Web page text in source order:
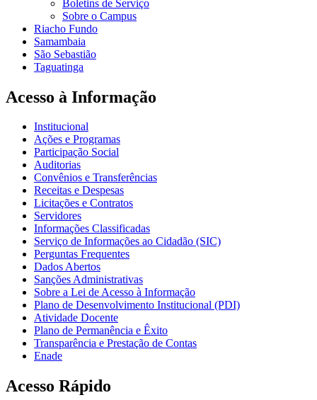
Boletins de Serviço
Sobre o Campus
Riacho Fundo
Samambaia
São Sebastião
Taguatinga
Acesso à Informação
Institucional
Ações e Programas
Participação Social
Auditorias
Convênios e Transferências
Receitas e Despesas
Licitações e Contratos
Servidores
Informações Classificadas
Serviço de Informações ao Cidadão (SIC)
Perguntas Frequentes
Dados Abertos
Sanções Administrativas
Sobre a Lei de Acesso à Informação
Plano de Desenvolvimento Institucional (PDI)
Atividade Docente
Plano de Permanência e Êxito
Transparência e Prestação de Contas
Enade
Acesso Rápido